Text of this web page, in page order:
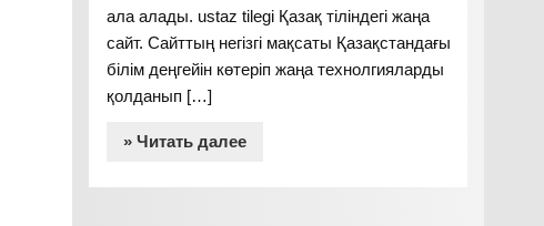
ала алады. ustaz tilegi Қазақ тіліндегі жаңа
сайт. Сайттың негізгі мақсаты Қазақстандағы
білім деңгейін көтеріп жаңа технолгияларды
қолданып […]
» Читать далее